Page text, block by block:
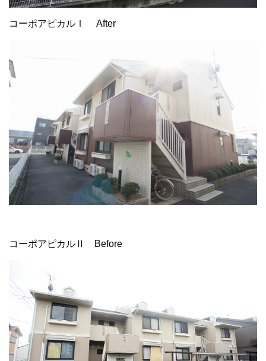
コーポアピカルⅠ After
コーポアピカルⅡ Before